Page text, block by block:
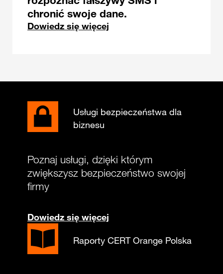
chronić swoje dane.
Dowiedz się więcej
Usługi bezpieczeństwa dla
biznesu
Poznaj usługi, dzięki którym
zwiększysz bezpieczeństwo swojej
firmy
Dowiedz się więcej
Raporty CERT Orange Polska